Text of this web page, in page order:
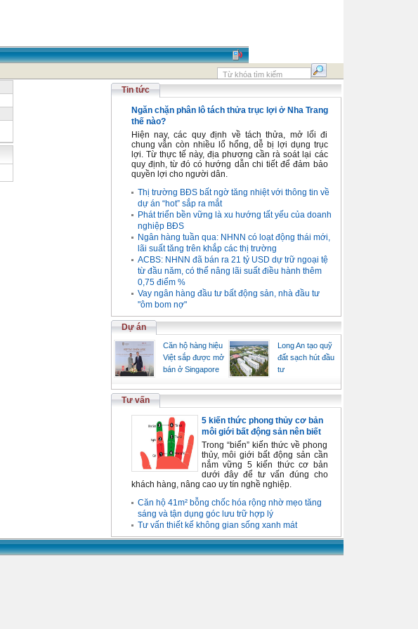
Tin tức
Ngăn chặn phân lô tách thửa trục lợi ở Nha Trang
thế nào?
Hiện nay, các quy định về tách thửa, mở lối đi
chung vẫn còn nhiều lổ hổng, dễ bị lợi dụng trục
lợi. Từ thực tế này, địa phương cần rà soát lại các
quy định, từ đó có hướng dẫn chi tiết để đảm bảo
quyền lợi cho người dân.
Thị trường BĐS bất ngờ tăng nhiệt với thông tin về
dự án “hot” sắp ra mắt
Phát triển bền vững là xu hướng tất yếu của doanh
nghiệp BĐS
Ngân hàng tuần qua: NHNN có loạt động thái mới,
lãi suất tăng trên khắp các thị trường
ACBS: NHNN đã bán ra 21 tỷ USD dự trữ ngoại tệ
từ đầu năm, có thể nâng lãi suất điều hành thêm
0,75 điểm %
Vay ngân hàng đầu tư bất động sản, nhà đầu tư
"ôm bom nợ"
Dự án
Căn hộ hàng hiệu
Việt sắp được mở
bán ở Singapore
Long An tạo quỹ
đất sạch hút đầu
tư
Tư vấn
5 kiến thức phong thủy cơ bản
môi giới bất động sản nên biết
Trong “biển” kiến thức về phong
thủy, môi giới bất động sản cần
nắm vững 5 kiến thức cơ bản
dưới đây để tư vấn đúng cho
khách hàng, nâng cao uy tín nghề nghiệp.
Căn hộ 41m² bỗng chốc hóa rộng nhờ mẹo tăng
sáng và tận dụng góc lưu trữ hợp lý
Tư vấn thiết kế không gian sống xanh mát